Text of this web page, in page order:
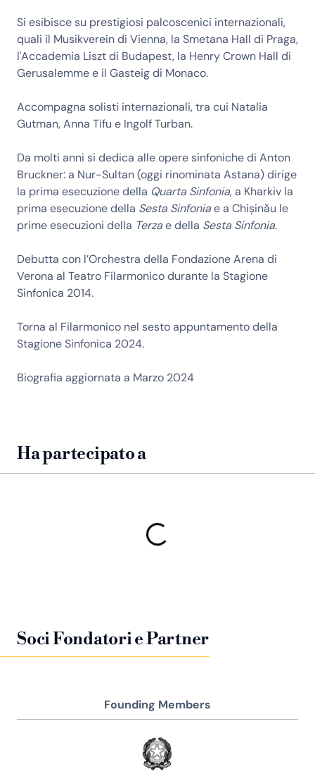
Si esibisce su prestigiosi palcoscenici internazionali,
quali il Musikverein di Vienna, la Smetana Hall di Praga,
l'Accademia Liszt di Budapest, la Henry Crown Hall di
Gerusalemme e il Gasteig di Monaco.
Accompagna solisti internazionali, tra cui Natalia
Gutman, Anna Tifu e Ingolf Turban.
Da molti anni si dedica alle opere sinfoniche di Anton
Bruckner: a Nur-Sultan (oggi rinominata Astana) dirige
la prima esecuzione della Quarta Sinfonia, a Kharkiv la
prima esecuzione della Sesta Sinfoniae a Chișinău le
prime esecuzioni della Terzae della Sesta Sinfonia.
Debutta con l’Orchestra della Fondazione Arena di
Verona al Teatro Filarmonico durante la Stagione
Sinfonica 2014.
Torna al Filarmonico nel sesto appuntamento della
Stagione Sinfonica 2024.
Biografia aggiornata a Marzo 2024
Ha partecipato a
Soci Fondatori e Partner
Founding Members